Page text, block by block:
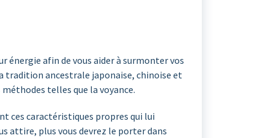
énergie afin de vous aider à surmonter vos
tradition ancestrale japonaise, chinoise et
telles que la voyance.
ces caractéristiques propres qui lui
attire, plus vous devrez le porter dans